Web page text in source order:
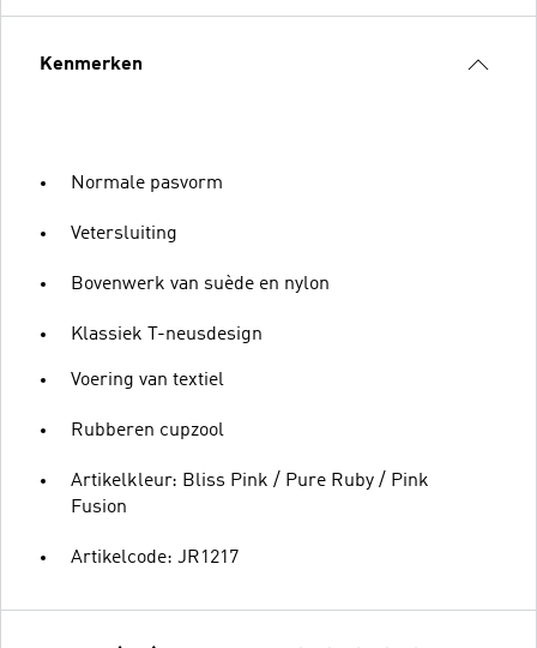
Kenmerken
Normale pasvorm
Vetersluiting
Bovenwerk van suède en nylon
Klassiek T-neusdesign
Voering van textiel
Rubberen cupzool
Artikelkleur: Bliss Pink / Pure Ruby / Pink
Fusion
Artikelcode: JR1217